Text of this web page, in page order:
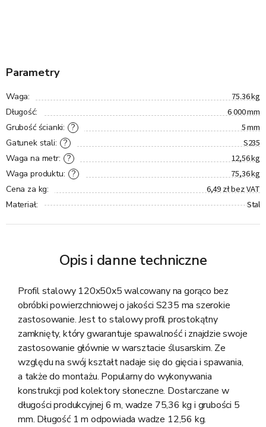
Parametry
Waga: 75.36 kg
Długość: 6 000 mm
?
Grubość ścianki: 5 mm
?
Gatunek stali: S235
?
Waga na metr: 12,56 kg
?
Waga produktu: 75,36 kg
Cena za kg: 6,49 zł bez VAT
Materiał: Stal
Opis i danne techniczne
Profil stalowy 120x50x5 walcowany na gorąco bez
obróbki powierzchniowej o jakości S235 ma szerokie
zastosowanie. Jest to stalowy profil prostokątny
zamknięty, który gwarantuje spawalność i znajdzie swoje
zastosowanie głównie w warsztacie ślusarskim. Ze
względu na swój kształt nadaje się do gięcia i spawania,
a także do montażu. Popularny do wykonywania
konstrukcji pod kolektory słoneczne. Dostarczane w
długości produkcyjnej 6 m, wadze 75,36 kg i grubości 5
mm. Długość 1 m odpowiada wadze 12,56 kg.